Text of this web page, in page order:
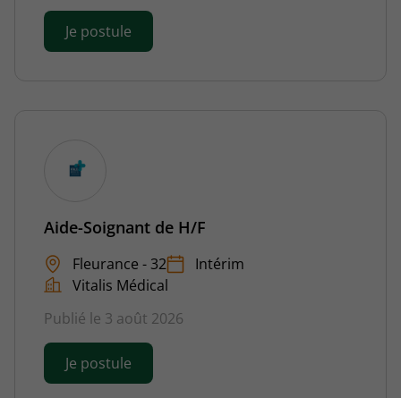
Je postule
Aide-Soignant de H/F
Fleurance - 32
Intérim
Vitalis Médical
Publié le 3 août 2026
Je postule